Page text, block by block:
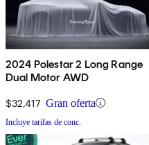
2024 Polestar 2 Long Range
Dual Motor AWD
$32,417 Gran oferta
Incluye tarifas de conc.